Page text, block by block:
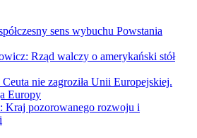
sens wybuchu Powstania
Rząd walczy o amerykański stół
nie zagroziła Unii Europejskiej.
Europy
Kraj pozorowanego rozwoju i